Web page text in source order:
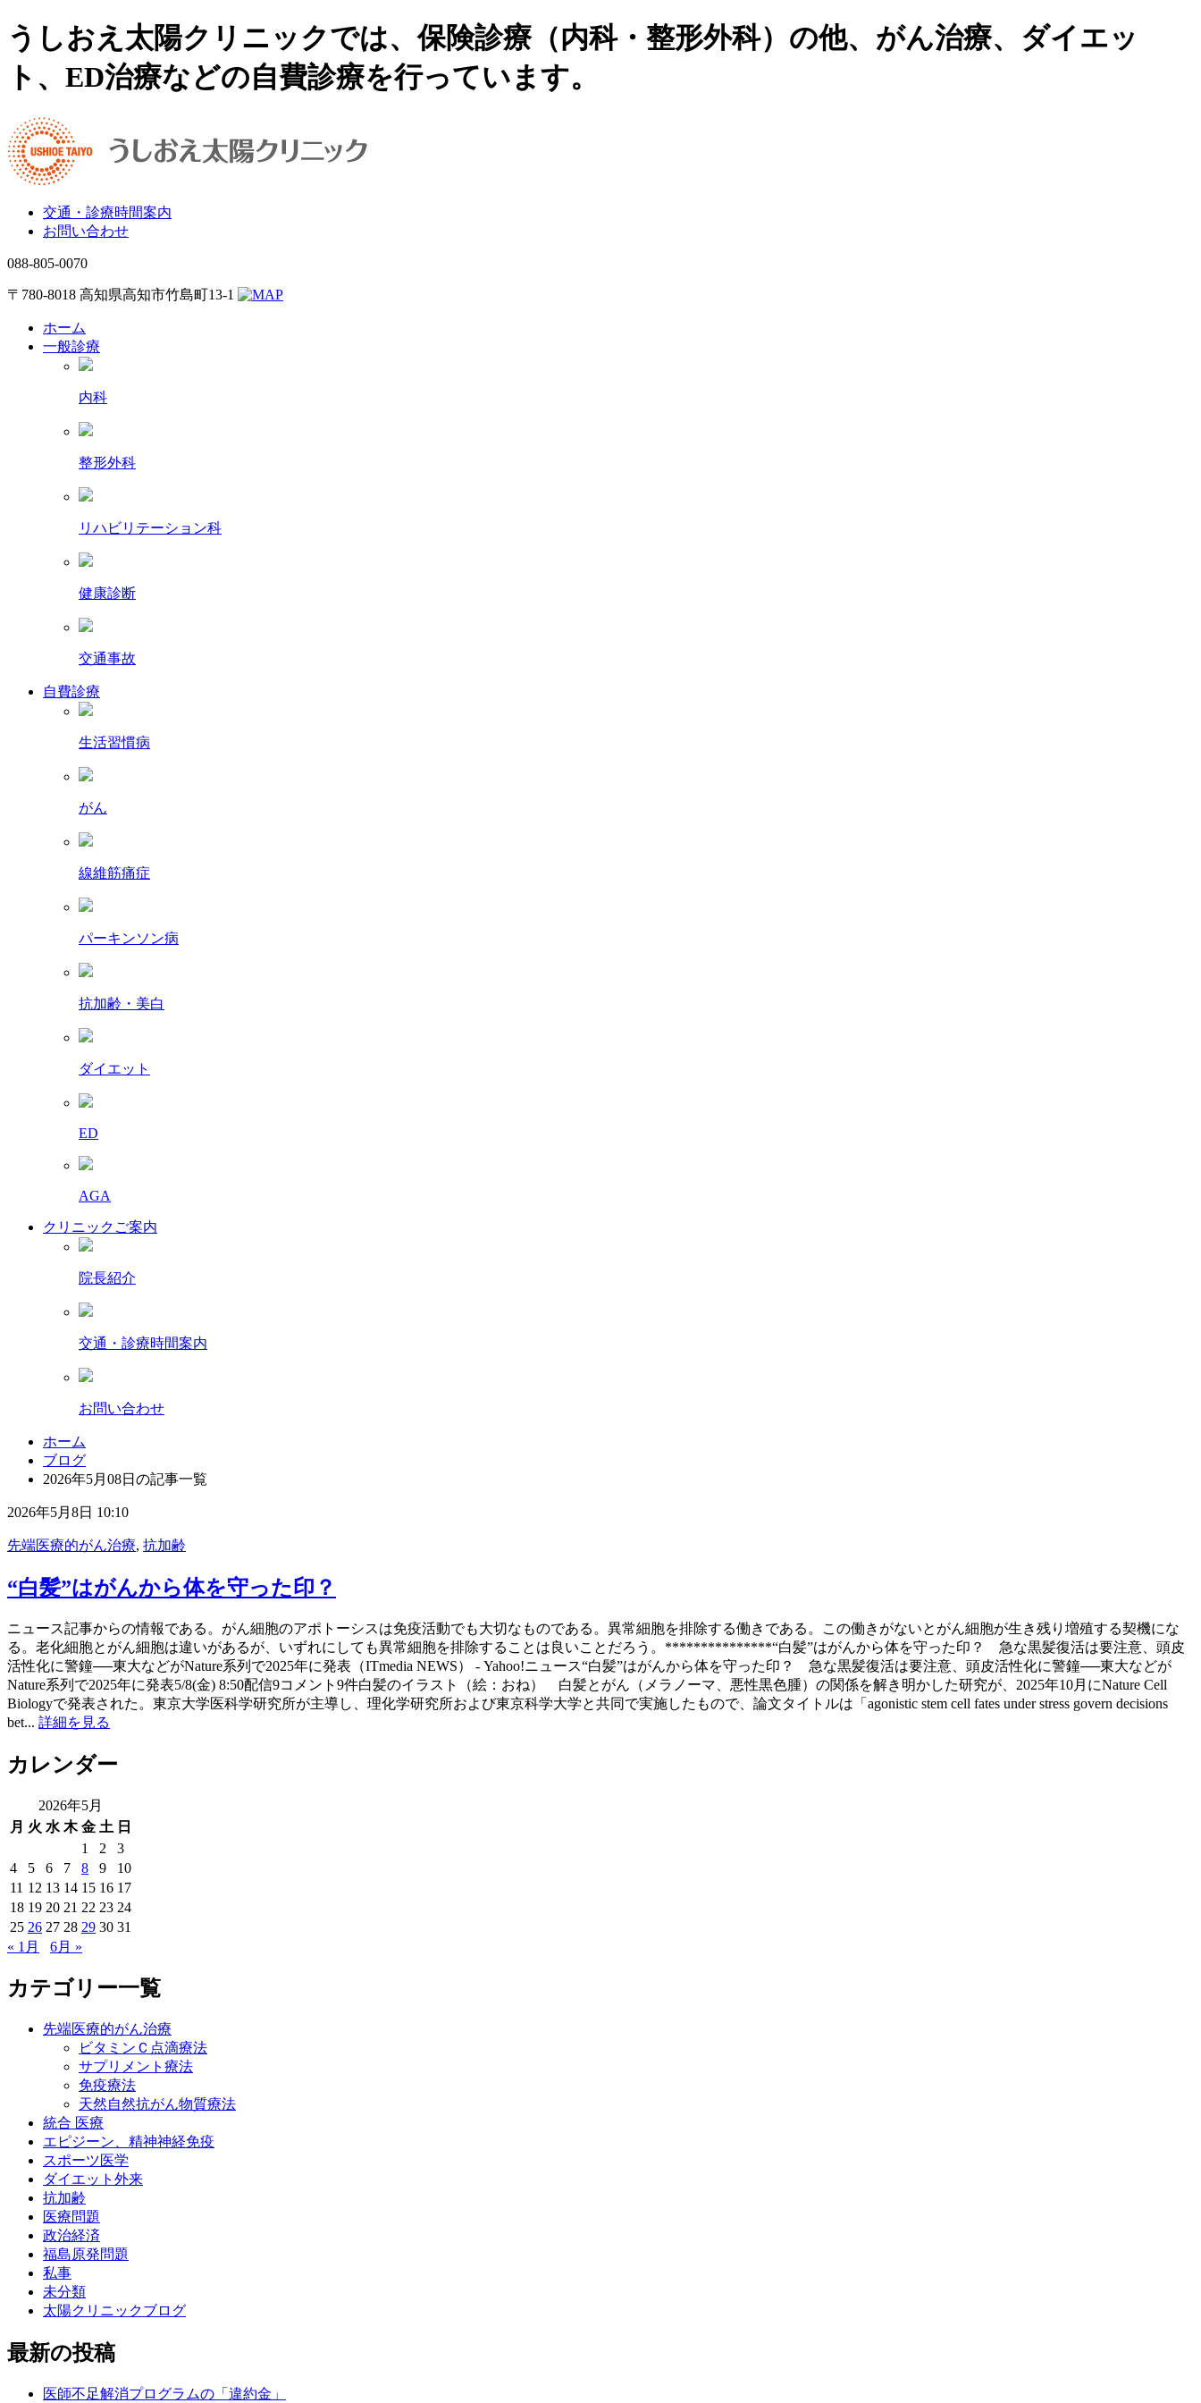
うしおえ太陽クリニックでは、保険診療（内科・整形外科）の他、がん治療、ダイエッ
ト、ED治療などの自費診療を行っています。
交通・診療時間案内
お問い合わせ
088-805-0070
〒780-8018 高知県高知市竹島町13-1
ホーム
一般診療
内科
整形外科
リハビリテーション科
健康診断
交通事故
自費診療
生活習慣病
がん
線維筋痛症
パーキンソン病
抗加齢・美白
ダイエット
ED
AGA
クリニックご案内
院長紹介
交通・診療時間案内
お問い合わせ
ホーム
ブログ
2026年5月08日の記事一覧
2026年5月8日 10:10
先端医療的がん治療, 抗加齢
“白髪”はがんから体を守った印？
ニュース記事からの情報である。がん細胞のアポトーシスは免疫活動でも大切なものである。異常細胞を排除する働きである。この働きがないとがん細胞が生き残り増殖する契機にな
る。老化細胞とがん細胞は違いがあるが、いずれにしても異常細胞を排除することは良いことだろう。***************“白髪”はがんから体を守った印？ 急な黒髪復活は要注意、頭皮
活性化に警鐘──東大などがNature系列で2025年に発表（ITmedia NEWS） - Yahoo!ニュース“白髪”はがんから体を守った印？ 急な黒髪復活は要注意、頭皮活性化に警鐘──東大などが
Nature系列で2025年に発表5/8(金) 8:50配信9コメント9件白髪のイラスト（絵：おね） 白髪とがん（メラノーマ、悪性黒色腫）の関係を解き明かした研究が、2025年10月にNature Cell
Biologyで発表された。東京大学医科学研究所が主導し、理化学研究所および東京科学大学と共同で実施したもので、論文タイトルは「agonistic stem cell fates under stress govern decisions
bet... 詳細を見る
カレンダー
2026年5月
月 火 水 木 金 土 日
1
2
3
4
5 6 7 8 9
10
11 12 13 14 15 16 17
18 19 20 21 22 23 24
25 26 27 28 29 30 31
« 1月
6月 »
カテゴリー一覧
先端医療的がん治療
ビタミンＣ点滴療法
サプリメント療法
免疫療法
天然自然抗がん物質療法
統合 医療
エピジーン、精神神経免疫
スポーツ医学
ダイエット外来
抗加齢
医療問題
政治経済
福島原発問題
私事
未分類
太陽クリニックブログ
最新の投稿
医師不足解消プログラムの「違約金」